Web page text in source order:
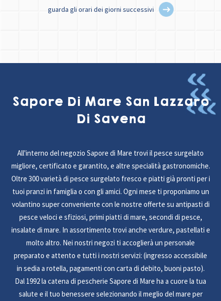
guarda gli orari dei giorni successivi
Sapore Di Mare San Lazzaro
Di Savena
All'interno del negozio Sapore di Mare trovi il pesce surgelato
migliore, certificato e garantito, e altre specialità gastronomiche.
Oltre 300 varietà di pesce surgelato fresco e piatti già pronti per i
tuoi pranzi in famiglia o con gli amici. Ogni mese ti proponiamo un
volantino super conveniente con le nostre offerte su antipasti di
pesce veloci e sfiziosi, primi piatti di mare, secondi di pesce,
insalate di mare. In assortimento trovi anche verdure, pastellati e
molto altro. Nei nostri negozi ti accoglierà un personale
preparato e attento e tutti i nostri servizi: (ingresso accessibile
in sedia a rotella, pagamenti con carta di debito, buoni pasto).
Dal 1992 la catena di pescherie Sapore di Mare ha a cuore la tua
salute e il tuo benessere selezionando il meglio del mare per